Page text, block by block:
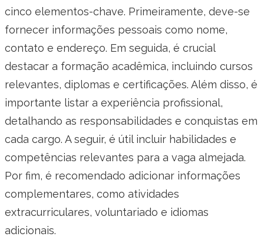
cinco elementos-chave. Primeiramente, deve-se
fornecer informações pessoais como nome,
contato e endereço. Em seguida, é crucial
destacar a formação acadêmica, incluindo cursos
relevantes, diplomas e certificações. Além disso, é
importante listar a experiência profissional,
detalhando as responsabilidades e conquistas em
cada cargo. A seguir, é útil incluir habilidades e
competências relevantes para a vaga almejada.
Por fim, é recomendado adicionar informações
complementares, como atividades
extracurriculares, voluntariado e idiomas
adicionais.